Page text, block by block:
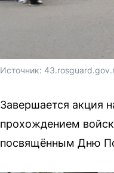
Источник:
Завершается акция
прохождением войск
посвящённым Дню